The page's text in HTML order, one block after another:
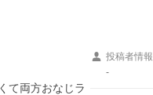
て両方おなじラ
投稿者情報
-